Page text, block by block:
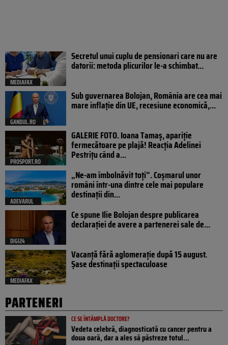
MEDIAFAX
Secretul unui cuplu de pensionari care nu are
datorii: metoda plicurilor le-a schimbat...
GANDUL.RO
Sub guvernarea Bolojan, România are cea mai
mare inflație din UE, recesiune economică,...
PROSPORT.RO
GALERIE FOTO. Ioana Tamaş, apariție
fermecătoare pe plajă! Reacția Adelinei
Pestrițu când a...
ADEVARUL
„Ne-am îmbolnăvit toți”. Coșmarul unor
români într-una dintre cele mai populare
destinații din...
DIGI24
Ce spune Ilie Bolojan despre publicarea
declarației de avere a partenerei sale de...
MEDIAFAX
Vacanță fără aglomerație după 15 august.
Șase destinații spectaculoase
PARTENERI
CE SE ÎNTÂMPLĂ DOCTORE?
Vedeta celebră, diagnosticată cu cancer pentru a
doua oară, dar a ales să păstreze totul...